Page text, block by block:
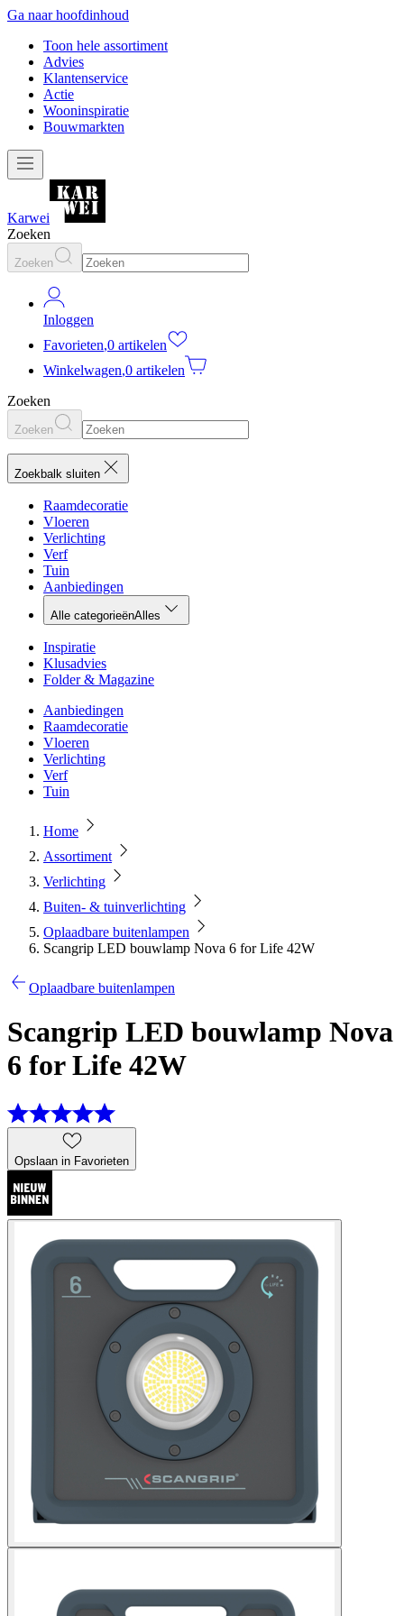
Ga naar hoofdinhoud
Toon hele assortiment
Advies
Klantenservice
Actie
Wooninspiratie
Bouwmarkten
Karwei
Zoeken
Zoeken
Inloggen
Favorieten,0 artikelen
Winkelwagen,0 artikelen
Zoeken
Zoeken
Zoekbalk sluiten
Raamdecoratie
Vloeren
Verlichting
Verf
Tuin
Aanbiedingen
Alle categorieënAlles
Inspiratie
Klusadvies
Folder & Magazine
Aanbiedingen
Raamdecoratie
Vloeren
Verlichting
Verf
Tuin
Home
Assortiment
Verlichting
Buiten- & tuinverlichting
Oplaadbare buitenlampen
Scangrip LED bouwlamp Nova 6 for Life 42W
Oplaadbare buitenlampen
Scangrip LED bouwlamp Nova
6 for Life 42W
Opslaan in Favorieten